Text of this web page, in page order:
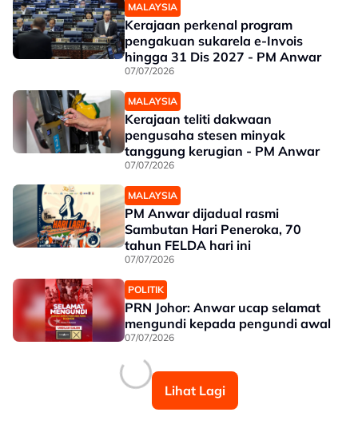
MALAYSIA
Kerajaan perkenal program
pengakuan sukarela e-Invois
hingga 31 Dis 2027 - PM Anwar
07/07/2026
MALAYSIA
Kerajaan teliti dakwaan
pengusaha stesen minyak
tanggung kerugian - PM Anwar
07/07/2026
MALAYSIA
PM Anwar dijadual rasmi
Sambutan Hari Peneroka, 70
tahun FELDA hari ini
07/07/2026
POLITIK
PRN Johor: Anwar ucap selamat
mengundi kepada pengundi awal
07/07/2026
Lihat Lagi